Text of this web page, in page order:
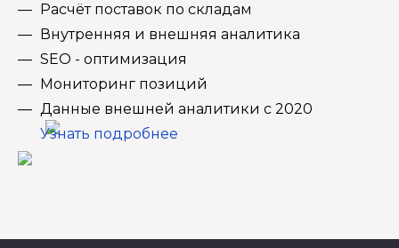
Расчёт поставок по складам
Внутренняя и внешняя аналитика
SEO - оптимизация
Мониторинг позиций
Данные внешней аналитики с 2020
Узнать подробнее